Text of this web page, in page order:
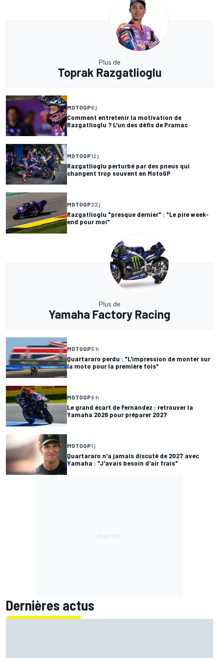
Plus de
Toprak Razgatlioglu
MOTOGP6 j
Comment entretenir la motivation de
Razgatlioglu ? L'un des défis de Pramac
MOTOGP12 j
Razgatlioglu perturbé par des pneus qui
changent trop souvent en MotoGP
MOTOGP22 j
Razgatlioglu "presque dernier" : "Le pire week-
end pour moi"
Plus de
Yamaha Factory Racing
MOTOGP5 h
Quartararo perdu : "L'impression de monter sur
la moto pour la première fois"
MOTOGP9 h
Le grand écart de Fernández : retrouver la
Yamaha 2026 pour préparer 2027
MOTOGP1 j
Quartararo n'a jamais discuté de 2027 avec
Yamaha : "J'avais besoin d'air frais"
Dernières actus